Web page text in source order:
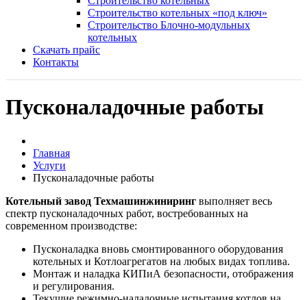
Строительство котельных «под ключ»
Строительство Блочно-модульных
котельных
Скачать прайс
Контакты
Пусконаладочные работы
Главная
Услуги
Пусконаладочные работы
Котельный завод Техмашинжиниринг выполняет весь
спектр пусконаладочных работ, востребованных на
современном производстве:
Пусконаладка вновь смонтированного оборудования
котельных и Котлоагрегатов на любых видах топлива.
Монтаж и наладка КИПиА безопасности, отображения
и регулирования.